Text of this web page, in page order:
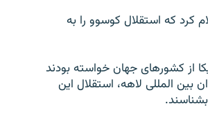
کرد که استقلال کوسوو را به
از کشورهای جهان خواسته بودند
بين المللی لاهه، استقلال اين